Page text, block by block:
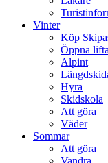
Vinter
Köp
Öppna
Alpint
Hyra
Skidskola
Att göra
Väder
Sommar
Att göra
Vandra